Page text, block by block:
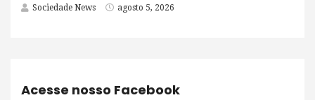
Sociedade News agosto 5, 2026
Acesse nosso Facebook